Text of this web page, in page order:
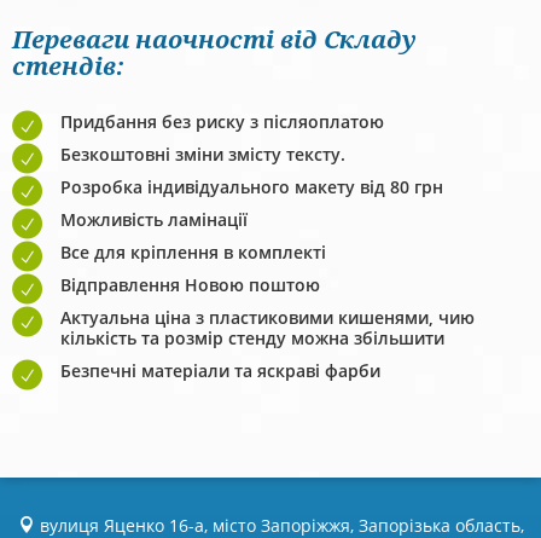
Переваги наочності від Складу
стендів:
Придбання без риску з післяоплатою
Безкоштовні зміни змісту тексту.
Розробка індивідуального макету від 80 грн
Можливість ламінації
Все для кріплення в комплекті
Відправлення Новою поштою
Актуальна ціна з пластиковими кишенями, чию
кількість та розмір стенду можна збільшити
Безпечні матеріали та яскраві фарби
вулиця Яценко 16-а, місто Запоріжжя, Запорізька область,